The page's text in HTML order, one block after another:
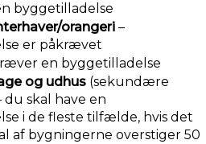
byggetilladelse
orangeri –
er påkrævet
en byggetilladelse
og udhus (sekundære
du skal have en
i de fleste tilfælde, hvis det
af bygningerne overstiger 50